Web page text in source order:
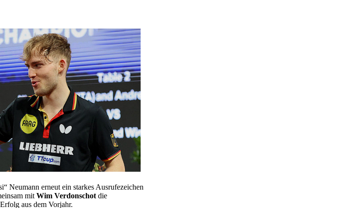
Neumann erneut ein starkes Ausrufezeichen
mit Wim Verdonschot die
aus dem Vorjahr.